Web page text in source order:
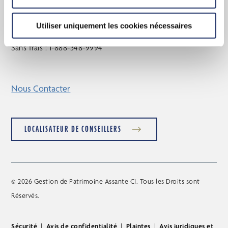
Utiliser uniquement les cookies nécessaires
Toronto (Ontario) M5J 0A3
Réception principale : 416-348-9994
Sans frais : 1-888-348-9994
Nous Contacter
LOCALISATEUR DE CONSEILLERS
© 2026 Gestion de Patrimoine Assante CI. Tous les Droits sont
Réservés.
Sécurité | Avis de confidentialité | Plaintes |Avis juridiques et